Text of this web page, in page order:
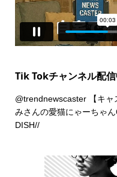
Tik Tokチャンネル配
@trendnewscaster【キャ
みさんの愛猫にゃーちゃ
DISH//